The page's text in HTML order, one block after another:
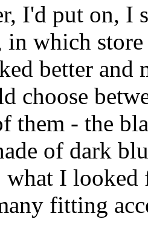
I'd put on, I
in which
better and
choose
them - the
of dark
I
fitting